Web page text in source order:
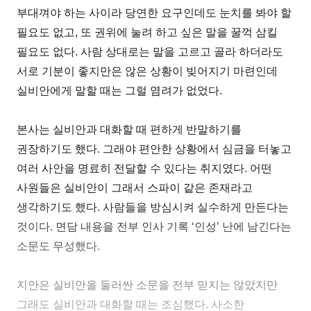
부대껴야 하는 사이라 당연한 요구인데도 눈치를 봐야 할
필요도 없고, 또 권위에 눌려 하고 싶은 말을 꿀꺽 삼킬
필요도 없다. 사람 상대로는 말을 고르고 골라 하더라도
서로 기분이 좋지만은 않은 상황이 빚어지기 마련인데
실비안에게 말할 때는 그럴 염려가 없었다.
본사는 실비안과 대화할 때 편하게 반말하기를
권장하기도 했다. 그래야 편안한 상황에서 심금을 터놓고
여러 사안을 명료히 전달할 수 있다는 취지였다. 어떤
사원들은 실비안이 그래서 스파이 같은 존재라고
생각하기도 했다. 사람들을 방심시켜 실수하게 만든다는
것이다. 면담 내용을 전부 인사 기록 ‘인성’ 난에 남긴다는
소문도 무성했다.
지안은 실비안을 둘러싼 소문을 전부 믿지는 않았지만
그래도 실비안과 대화할 때는 조심했다. 사소한